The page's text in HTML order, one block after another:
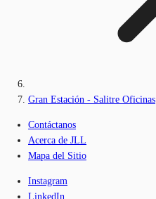
Gran Estación - Salitre Oficinas
Contáctanos
Acerca de JLL
Mapa del Sitio
Instagram
LinkedIn